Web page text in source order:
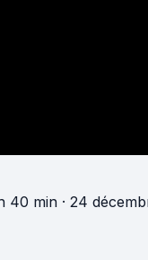
40 min · 24